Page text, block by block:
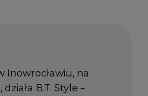
Inowrocławiu, na
B.T. Style –